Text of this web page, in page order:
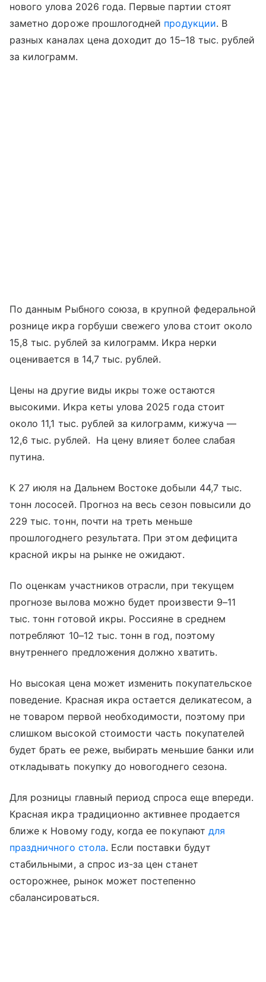
нового улова 2026 года. Первые партии стоят
заметно дороже прошлогодней продукции. В
разных каналах цена доходит до 15–18 тыс. рублей
за килограмм.
По данным Рыбного союза, в крупной федеральной
рознице икра горбуши свежего улова стоит около
15,8 тыс. рублей за килограмм. Икра нерки
оценивается в 14,7 тыс. рублей.
Цены на другие виды икры тоже остаются
высокими. Икра кеты улова 2025 года стоит
около 11,1 тыс. рублей за килограмм, кижуча —
12,6 тыс. рублей. На цену влияет более слабая
путина.
К 27 июля на Дальнем Востоке добыли 44,7 тыс.
тонн лососей. Прогноз на весь сезон повысили до
229 тыс. тонн, почти на треть меньше
прошлогоднего результата. При этом дефицита
красной икры на рынке не ожидают.
По оценкам участников отрасли, при текущем
прогнозе вылова можно будет произвести 9–11
тыс. тонн готовой икры. Россияне в среднем
потребляют 10–12 тыс. тонн в год, поэтому
внутреннего предложения должно хватить.
Но высокая цена может изменить покупательское
поведение. Красная икра остается деликатесом, а
не товаром первой необходимости, поэтому при
слишком высокой стоимости часть покупателей
будет брать ее реже, выбирать меньшие банки или
откладывать покупку до новогоднего сезона.
Для розницы главный период спроса еще впереди.
Красная икра традиционно активнее продается
ближе к Новому году, когда ее покупают для
праздничного стола. Если поставки будут
стабильными, а спрос из-за цен станет
осторожнее, рынок может постепенно
сбалансироваться.